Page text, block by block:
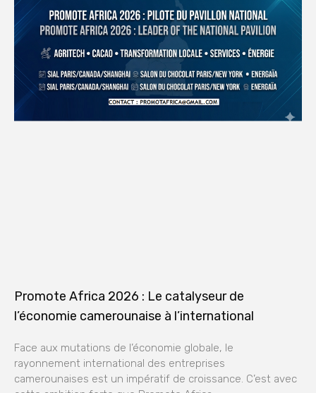
Promote Africa 2026 : Le catalyseur de
l’économie camerounaise à l’international
Face aux mutations de l’économie globale, le
rayonnement international des entreprises
camerounaises est un impératif de croissance. C’est avec